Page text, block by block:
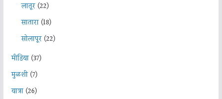
लातूर(22)
सातारा(18)
सोलापूर(22)
मीडिया(37)
मुळशी(7)
यात्रा(26)